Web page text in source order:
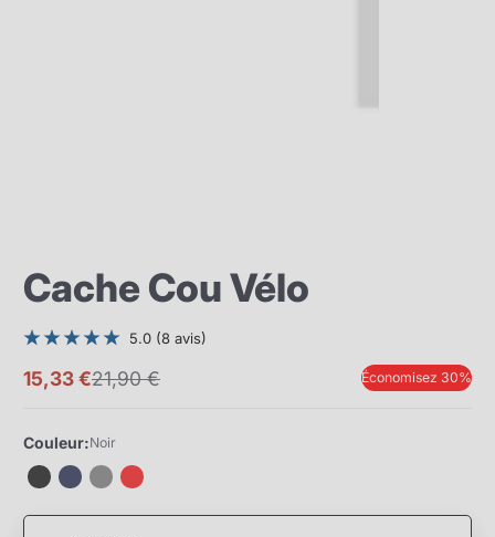
Cache Cou Vélo
5.0 (8 avis)
Prix
15,33 €
Prix
21,90 € Économisez 30%
Couleur:Noir